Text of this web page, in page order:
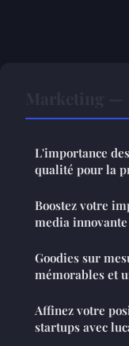
L'importance
qualité pour la
Boostez votre
media innovante
Goodies sur
mémorables et
Affinez votre
startups avec